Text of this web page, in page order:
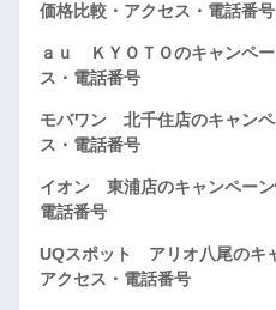
価格比較・アクセス・電話番号
ａｕ ＫＹＯＴＯのキャンペ
ス・電話番号
モバワン 北千住店のキャン
ス・電話番号
イオン 東浦店のキャンペーン
電話番号
UQスポット アリオ八尾のキ
アクセス・電話番号